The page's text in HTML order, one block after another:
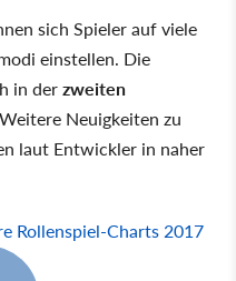
sich Spieler auf viele
einstellen. Die
in derzweiten
Neuigkeiten zu
laut Entwickler in naher
Rollenspiel-Charts 2017